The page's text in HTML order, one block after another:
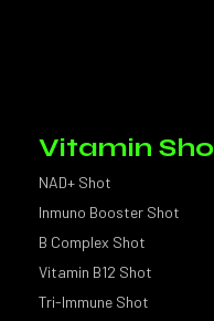
Vitamin
NAD+ Shot
Inmuno Booster Shot
B Complex Shot
Vitamin B12 Shot
Tri-Immune Shot